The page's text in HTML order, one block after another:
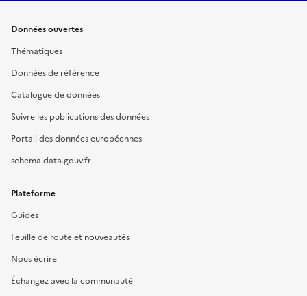
Données ouvertes
Thématiques
Données de référence
Catalogue de données
Suivre les publications des données
Portail des données européennes
schema.data.gouv.fr
Plateforme
Guides
Feuille de route et nouveautés
Nous écrire
Échangez avec la communauté